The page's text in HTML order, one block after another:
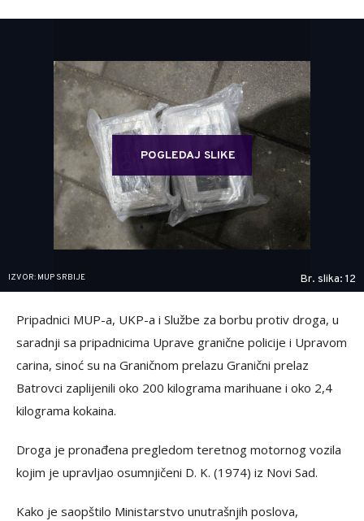
POGLEDAJ SLIKE
IZVOR: MUP SRBIJE Br. slika: 12
Pripadnici MUP-a, UKP-a i Službe za borbu protiv droga, u
saradnji sa pripadnicima Uprave granične policije i Upravom
carina, sinoć su na Graničnom prelazu Granični prelaz
Batrovci zaplijenili oko 200 kilograma marihuane i oko 2,4
kilograma kokaina.
Droga je pronađena pregledom teretnog motornog vozila
kojim je upravljao osumnjičeni D. K. (1974) iz Novi Sad.
Kako je saopštilo Ministarstvo unutrašnjih poslova,